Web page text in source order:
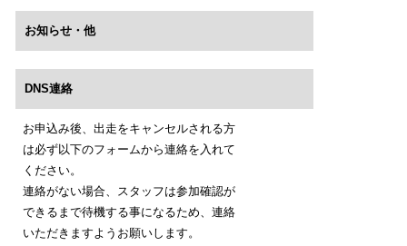
お知らせ・他
DNS連絡
お申込み後、出走をキャンセルされる方
は必ず以下のフォームから連絡を入れて
ください。
連絡がない場合、スタッフは参加確認が
できるまで待機する事になるため、連絡
いただきますようお願いします。